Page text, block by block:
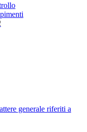
generale riferiti a